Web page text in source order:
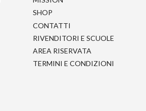
essere
scelte
nella
pagina
del
prodotto
SHOP
CONTATTI
RIVENDITORI E SCUOLE
AREA RISERVATA
TERMINI E CONDIZIONI